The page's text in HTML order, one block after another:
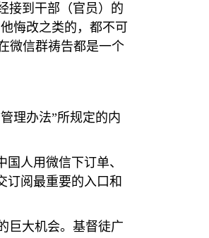
接到干部（官员）的
悔改之类的，都不可
微信群祷告都是一个
管理办法”所规定的内
人用微信下订单、
订阅最重要的入口和
巨大机会。基督徒广